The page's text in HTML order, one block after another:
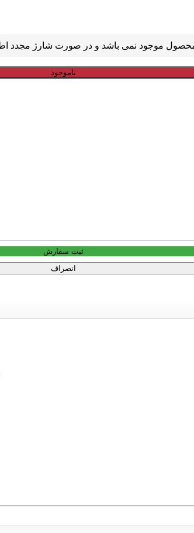
ناموجود
ثبت سفارش
انصراف